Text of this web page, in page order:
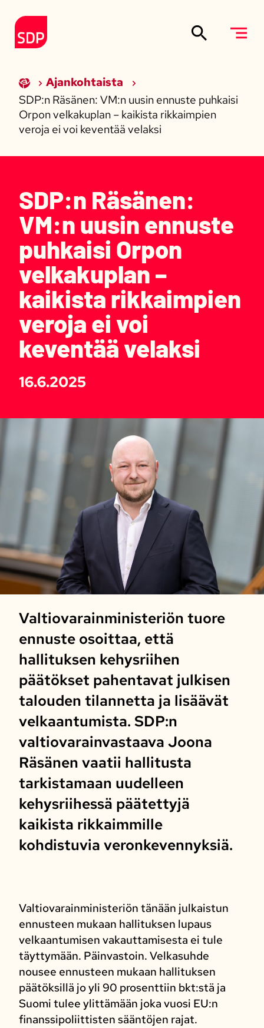
Etusivulle
Ajankohtaista
SDP:n Räsänen: VM:n uusin ennuste puhkaisi
Orpon velkakuplan – kaikista rikkaimpien
veroja ei voi keventää velaksi
SDP:n Räsänen:
VM:n uusin ennuste
puhkaisi Orpon
velkakuplan –
kaikista rikkaimpien
veroja ei voi
keventää velaksi
16.6.2025
Valtiovarainministeriön tuore
ennuste osoittaa, että
hallituksen kehysriihen
päätökset pahentavat julkisen
talouden tilannetta ja lisäävät
velkaantumista. SDP:n
valtiovarainvastaava Joona
Räsänen vaatii hallitusta
tarkistamaan uudelleen
kehysriihessä päätettyjä
kaikista rikkaimmille
kohdistuvia veronkevennyksiä.
Valtiovarainministeriön tänään julkaistun
ennusteen mukaan hallituksen lupaus
velkaantumisen vakauttamisesta ei tule
täyttymään. Päinvastoin. Velkasuhde
nousee ennusteen mukaan hallituksen
päätöksillä jo yli 90 prosenttiin bkt:stä ja
Suomi tulee ylittämään joka vuosi EU:n
finanssipoliittisten sääntöjen rajat.